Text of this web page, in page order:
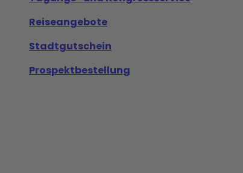
Reiseangebote
Stadtgutschein
Prospektbestellung